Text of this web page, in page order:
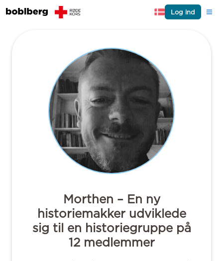
Log ind
Morthen – En ny
historiemakker udviklede
sig til en historiegruppe på
12 medlemmer